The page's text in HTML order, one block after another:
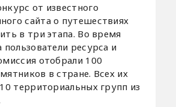
от известного
сайта о путешествиях
в три этапа. Во время
пользователи ресурса и
отобрали 100
в стране. Всех их
территориальных групп из